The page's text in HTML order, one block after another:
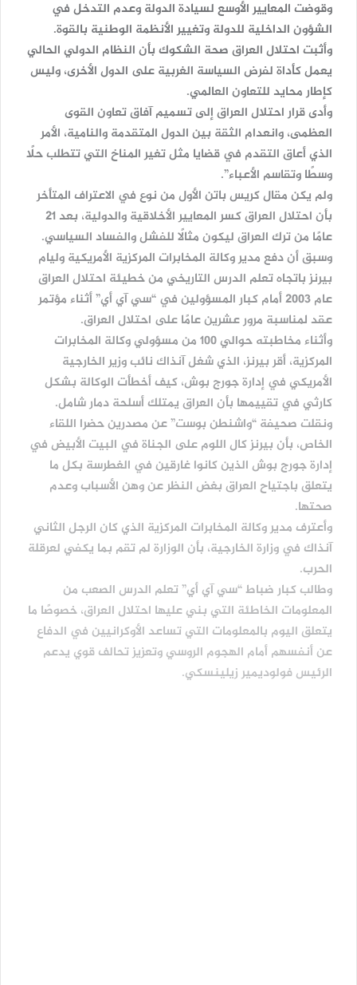
وقوضت المعايير الأوسع لسيادة الدولة وعدم التدخل في
الشؤون الداخلية للدولة وتغيير الأنظمة الوطنية بالقوة.
وأثبت احتلال العراق صحة الشكوك بأن النظام الدولي الحالي
يعمل كأداة لفرض السياسة الغربية على الدول الأخرى، وليس
كإطار محايد للتعاون العالمي.
وأدى قرار احتلال العراق إلى تسميم آفاق تعاون القوى
العظمى، وانعدام الثقة بين الدول المتقدمة والنامية، الأمر
الذي أعاق التقدم في قضايا مثل تغير المناخ التي تتطلب حلًا
وسطًا وتقاسم الأعباء”.
ولم يكن مقال كريس باتن الأول من نوع في الاعتراف المتأخر
بأن احتلال العراق كسر المعايير الأخلاقية والدولية، بعد 21
عامًا من ترك العراق ليكون مثالًا للفشل والفساد السياسي.
وسبق أن دفع مدير وكالة المخابرات المركزية الأمريكية وليام
بيرنز باتجاه تعلم الدرس التاريخي من خطيئة احتلال العراق
عام 2003 أمام كبار المسؤولين في “سي آي أي” أثناء مؤتمر
عقد لمناسبة مرور عشرين عامًا على احتلال العراق.
وأثناء مخاطبته حوالي 100 من مسؤولي وكالة المخابرات
المركزية، أقر بيرنز، الذي شغل آنذاك نائب وزير الخارجية
الأمريكي في إدارة جورج بوش، كيف أخطأت الوكالة بشكل
كارثي في تقييمها بأن العراق يمتلك أسلحة دمار شامل.
ونقلت صحيفة “واشنطن بوست” عن مصدرين حضرا اللقاء
الخاص، بأن بيرنز كال اللوم على الجناة في البيت الأبيض في
إدارة جورج بوش الذين كانوا غارقين في الغطرسة بكل ما
يتعلق باجتياح العراق بغض النظر عن وهن الأسباب وعدم
صحتها.
وأعترف مدير وكالة المخابرات المركزية الذي كان الرجل الثاني
آنذاك في وزارة الخارجية، بأن الوزارة لم تقم بما يكفي لعرقلة
الحرب.
وطالب كبار ضباط “سي آي أي” تعلم الدرس الصعب من
المعلومات الخاطئة التي بني عليها احتلال العراق، خصوصًا ما
يتعلق اليوم بالمعلومات التي تساعد الأوكرانيين في الدفاع
عن أنفسهم أمام الهجوم الروسي وتعزيز تحالف قوي يدعم
الرئيس فولوديمير زيلينسكي.